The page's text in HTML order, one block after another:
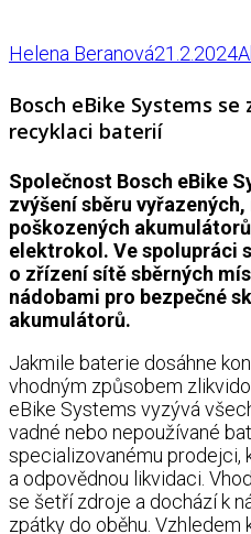
Helena Beranová21.2.2024
Bosch eBike Systems
recyklaci baterií
Společnost Bosch eBike
zvýšení sběru
poškozených
elektrokol. Ve spolupráci
o zřízení sítě sběrných
nádobami pro bezpečné
akumulátorů.
Jakmile baterie dosáhne
vhodným způsobem
eBike Systems vyzývá
vadné nebo nepoužívané
specializovanému prodejci,
a odpovědnou likvidaci.
se šetří zdroje a dochází k
zpátky do oběhu.